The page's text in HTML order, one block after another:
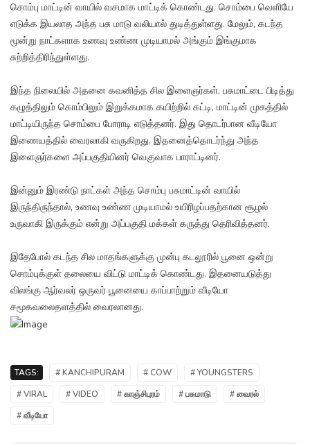
சொம்பு மாட்டின் வாயில் வசமாக மாட்டிக் கொண்டது. சொம்பை வெளியே
எடுக்க இயலாத அந்த பசு மாடு வலியால் துடித்துள்ளது. மேலும், கடந்த
மூன்று நாட்களாக உணவு உண்ண முடியாமல் அங்கும் இங்குமாக
சுற்றித்திரிந்துள்ளது.
இந்த நிலையில் அதனை கவனித்த சில இளைஞர்கள், பசுமாட்டை பிடித்து
கழுத்திலும் கொம்பிலும் இறுக்கமாக கயிற்றில் கட்டி, மாட்டின் முகத்தில்
மாட்டியிருந்த சொம்பை போராடி எடுத்தனர். இது தொடர்பான வீடியோ
இணையத்தில் வைரலாகி வருகிறது. இதனைத்தொடர்ந்து அந்த
இளைஞர்களை அப்பகுதியினர் வெகுவாக பாராட்டினர்.
இன்னும் இரண்டு நாட்கள் அந்த சொம்பு பசுமாட்டின் வாயில்
இருந்திருந்தால், உணவு உண்ண முடியாமல் உயிரிழப்பதற்கான சூழல்
உருவாகி இருக்கும் என்று அப்பகுதி மக்கள் கருத்து தெரிவித்தனர்.
இதேபோல் கடந்த சில மாதங்களுக்கு முன்பு கடலூரில் பூனை ஒன்று
சொம்புக்குள் தலையை விட்டு மாட்டிக் கொண்டது. இதனையடுத்து
விலங்கு ஆர்வலர் ஒருவர் பூனையை காப்பாற்றும் வீடியோ
சமூகவலைதளத்தில் வைரலானது.
TAGS: # KANCHIPURAM # COW
# YOUNGSTERS
# VIRAL
# VIDEO # காஞ்சிபுரம் # பசுமாடு
# வைரல்
# வீடியோ